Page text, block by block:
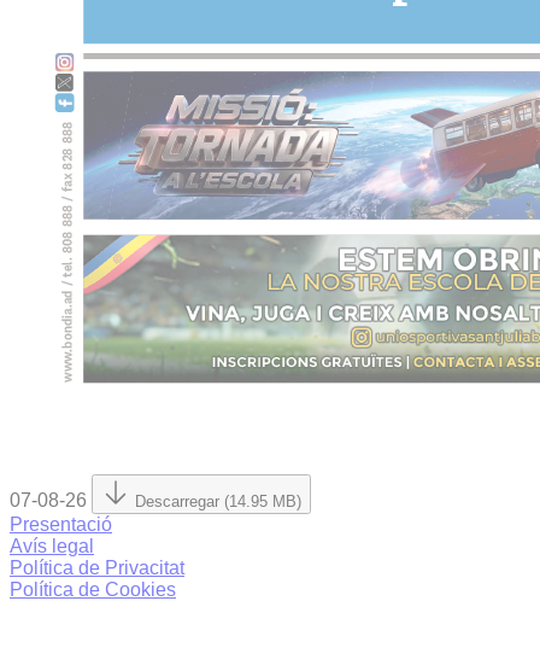
07-08-26 Descarregar (14.95 MB)
Presentació
Avís legal
Política de Privacitat
Política de Cookies